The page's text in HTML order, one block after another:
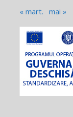
« mart. mai »